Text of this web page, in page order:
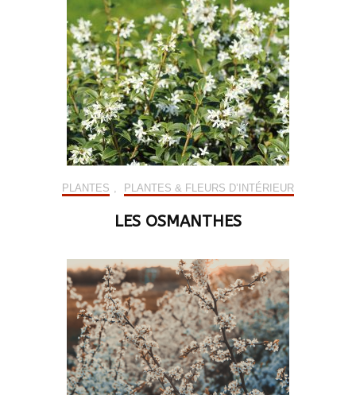
PLANTES PLANTES & FLEURS D’INTÉRIEUR
LES OSMANTHES